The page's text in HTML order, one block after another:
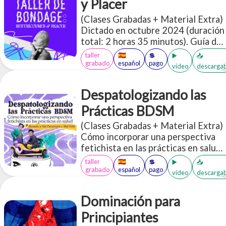
y Placer
(Clases Grabadas + Material Extra)
Dictado en octubre 2024 (duración
total: 2 horas 35 minutos). Guía de
seguridad para bondage inicial
Acceso a más de 30 PDFs en inglés
taller
grabado
🇪🇸
español
💲
pago
▶️
video
📥
Despatologizando las
Prácticas BDSM
(Clases Grabadas + Material Extra)
Cómo incorporar una perspectiva
fetichista en las prácticas en salud.
Es un espacio donde vamos a
socializar muchas herramientas que
te permitan incorporar o
diversidad erótica, más
específicamente desde los aportes
taller
grabado
🇪🇸
español
💲
pago
▶️
video
📥
Dominación para
Principiantes